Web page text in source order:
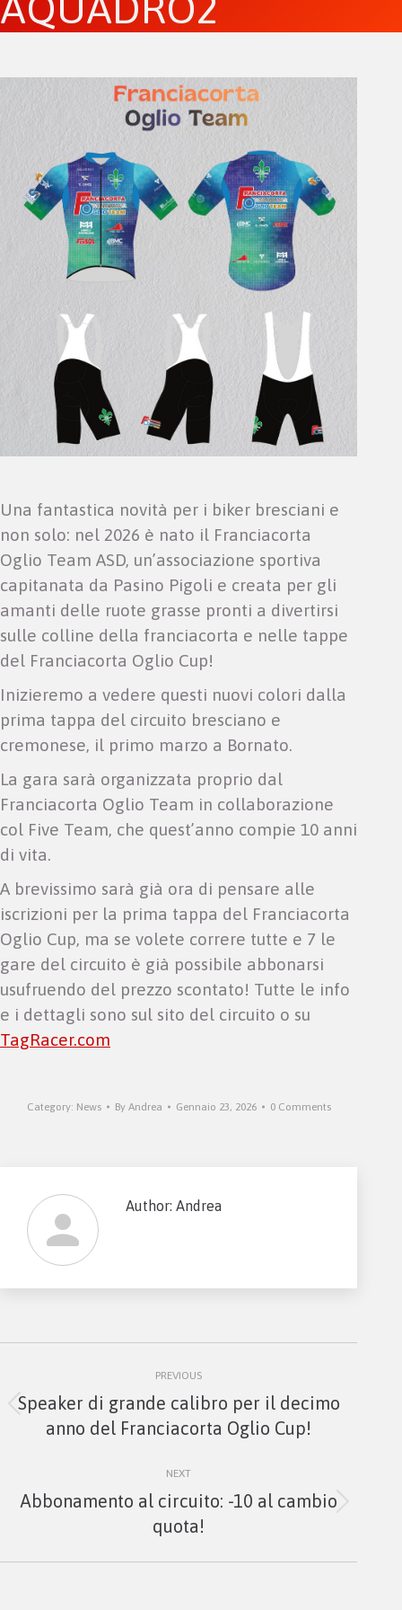
Una fantastica novità per i biker bresciani e
non solo: nel 2026 è nato il Franciacorta
Oglio Team ASD, un’associazione sportiva
capitanata da Pasino Pigoli e creata per gli
amanti delle ruote grasse pronti a divertirsi
sulle colline della franciacorta e nelle tappe
del Franciacorta Oglio Cup!
Inizieremo a vedere questi nuovi colori dalla
prima tappa del circuito bresciano e
cremonese, il primo marzo a Bornato.
La gara sarà organizzata proprio dal
Franciacorta Oglio Team in collaborazione
col Five Team, che quest’anno compie 10 anni
di vita.
A brevissimo sarà già ora di pensare alle
iscrizioni per la prima tappa del Franciacorta
Oglio Cup, ma se volete correre tutte e 7 le
gare del circuito è già possibile abbonarsi
usufruendo del prezzo scontato! Tutte le info
e i dettagli sono sul sito del circuito o su
TagRacer.com
Category: News By Andrea Gennaio 23, 2026 0 Comments
Author: Andrea
navigation
PREVIOUS
Previous
post:
Speaker di grande calibro per il decimo
anno del Franciacorta Oglio Cup!
NEXT
Next
post:
Abbonamento al circuito: -10 al cambio
quota!